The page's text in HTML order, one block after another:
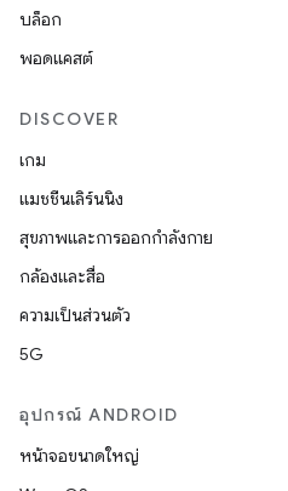
บล็อก
พอดแคสต์
DISCOVER
เกม
แมชชีนเลิร์นนิง
สุขภาพและการออกกำลังกาย
กล้องและสื่อ
ความเป็นส่วนตัว
5G
อุปกรณ์ ANDROID
หน้าจอขนาดใหญ่